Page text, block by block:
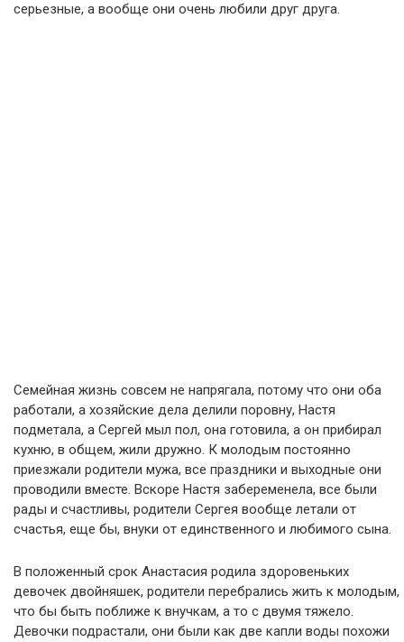
серьезные, а вообще они очень любили друг друга.
Семейная жизнь совсем не напрягала, потому что они оба
работали, а хозяйские дела делили поровну, Настя
подметала, а Сергей мыл пол, она готовила, а он прибирал
кухню, в общем, жили дружно. К молодым постоянно
приезжали родители мужа, все праздники и выходные они
проводили вместе. Вскоре Настя забеременела, все были
рады и счастливы, родители Сергея вообще летали от
счастья, еще бы, внуки от единственного и любимого сына.
В положенный срок Анастасия родила здоровеньких
девочек двойняшек, родители перебрались жить к молодым,
что бы быть поближе к внучкам, а то с двумя тяжело.
Девочки подрастали, они были как две капли воды похожи